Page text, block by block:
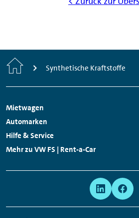
Start Synthetische Kraftstoffe
Footer
Navigation
Mietwagen
Links:
Automarken
Links:
Hilfe & Service
Links:
Mehr zu VW FS | Rent-a-Car
Network